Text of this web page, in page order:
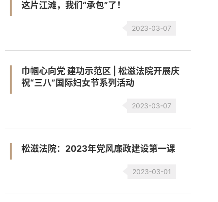
这片江滩，我们“承包”了！
2023-03-07
巾帼心向党 建功示范区 | 松滋法院开展庆
祝“三八”国际妇女节系列活动
2023-03-07
松滋法院：2023年党风廉政建设第一课
2023-03-01